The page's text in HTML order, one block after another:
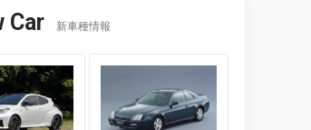
Car 新車種情報